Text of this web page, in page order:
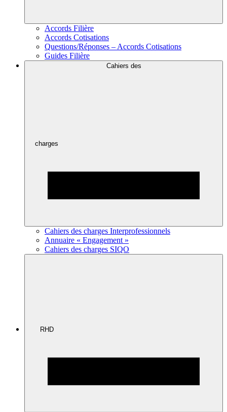
Accords Filière
Accords Cotisations
Questions/Réponses – Accords Cotisations
Guides Filière
Cahiers des
charges
Cahiers des charges Interprofessionnels
Annuaire « Engagement »
Cahiers des charges SIQO
RHD